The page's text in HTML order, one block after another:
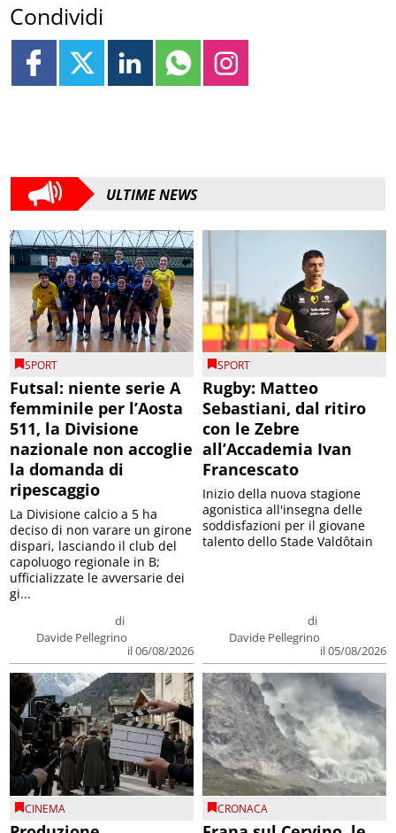
Condividi
ULTIME NEWS
SPORT
Futsal: niente serie A
femminile per l’Aosta
511, la Divisione
nazionale non accoglie
la domanda di
ripescaggio
di
Davide Pellegrino
il 06/08/2026
La Divisione calcio a 5 ha
deciso di non varare un girone
dispari, lasciando il club del
capoluogo regionale in B;
ufficializzate le avversarie dei
gi...
SPORT
Rugby: Matteo
Sebastiani, dal ritiro
con le Zebre
all’Accademia Ivan
Francescato
di
Davide Pellegrino
il 05/08/2026
Inizio della nuova stagione
agonistica all'insegna delle
soddisfazioni per il giovane
talento dello Stade Valdôtain
CINEMA CRONACA